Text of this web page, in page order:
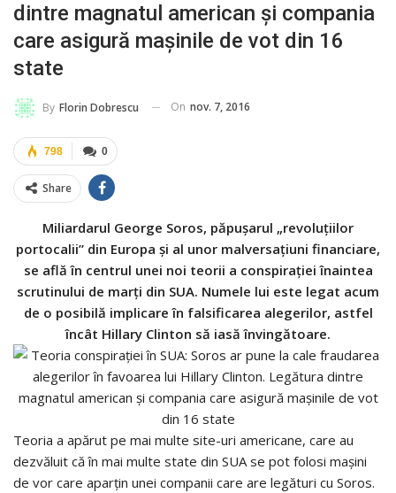
dintre magnatul american și compania
care asigură mașinile de vot din 16
state
By Florin Dobrescu On nov. 7, 2016
0
798
Share
Miliardarul George Soros, păpușarul „revoluțiilor
portocalii” din Europa și al unor malversațiuni financiare,
se află în centrul unei noi teorii a conspirației înaintea
scrutinului de marți din SUA. Numele lui este legat acum
de o posibilă implicare în falsificarea alegerilor, astfel
încât Hillary Clinton să iasă învingătoare.
Teoria a apărut pe mai multe site-uri americane, care au
dezvăluit că în mai multe state din SUA se pot folosi mașini
de vor care aparțin unei companii care are legături cu Soros.